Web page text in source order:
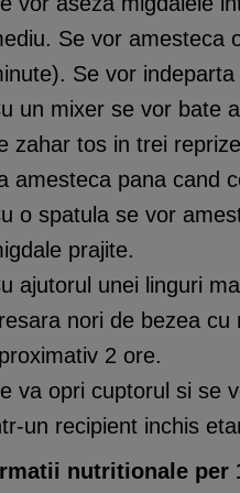
Se vor amesteca
Se vor
un mixer se vor bate
zahar tos in trei
amesteca pana cand
o spatula se vor
prajite.
ajutorul unei linguri
nori de bezea
2 ore.
va opri cuptorul si se
un recipient inchis
nutritionale per